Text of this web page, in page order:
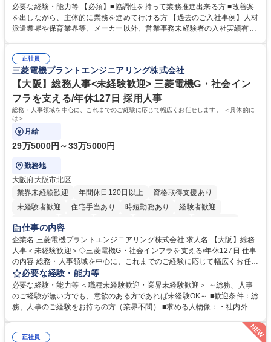
善をお任せ。 【教育制度】ご入社後、育成担当とペアになりながらOJTに
て業務を覚えていただくことが可能です。業務システムがきちんと構築さ
れているため、スムーズに仕事に慣れることができる環境です。また、
募集職種 【大阪・京都・滋賀】営業事務 ※未経験可
必要な経験・能力等 【必須】■協調性を持って業務推進出来る方 ■改善案
を出しながら、主体的に業務を進めて行ける方 【過去のご入社事例】人材
派遣業界や保育業界等、メーカー以外、営業事務未経験者の入社実績有
えて、お客様や社員の状況に合わせ、能動的なサポート、改善の動きも期
待され。組織を支えるスペシャリストとして、チームに貢献し、結果的に
社員から頼られる存在になることができます。平均19:30の退勤以降の業
務の持ち帰りも禁止されており、メリハリのある働き方となります。 学
歴・資格 学歴：大学院 大学 高専 短大 語学力： 資格：
正社員
三菱電機プラントエンジニアリング株式会社
【大阪】総務人事<未経験歓迎> 三菱電機G・社会イン
フラを支える/年休127日 採用人事
総務・人事領域を中心に、これまでのご経験に応じて幅広くお任せします。 ＜具体的に
は＞
月給
29万5000円～33万5000円
勤務地
大阪府大阪市北区
業界未経験歓迎
年間休日120日以上
資格取得支援あり
未経験者歓迎
住宅手当あり 時短勤務あり
経験者歓迎
退職金あり
駅近5分以内
土日祝休み 服装自由 寮・社宅あり 食事補助あり
仕事の内容
企業名 三菱電機プラントエンジニアリング株式会社 求人名 【大阪】総務
人事＜未経験歓迎＞◇三菱電機G・社会インフラを支える/年休127日 仕事
の内容 総務・人事領域を中心に、これまでのご経験に応じて幅広くお任せ
します。 ＜具体的には＞ ・総務/人事労務（給与・社保・勤怠管理など）
・採用・教育研修 ・福利厚生運用 など ※基本的には事務所勤務ですが、
採用や教育等の業務内容により、関西圏以外への日帰り・宿泊を伴う国内
出張もございます。 ※担当業務を持ちつつ、お互いに助け合いながら、総
総務人事＜未経験歓迎＞◇三菱電機G・社会インフラを支える/年休127日
必要な経験・能力等
必要な経験・能力等 ＜職種未経験歓迎・業界未経験歓迎＞ ～総務、人事
のご経験が無い方でも、意欲のある方であれば未経験OK～ ■歓迎条件：総
務、人事のご経験をお持ちの方（業界不問） ■求める人物像：・社内外の
ミュニケーション能力を持っている方 ・人事総務領域に興味がありゼネラ
正社員